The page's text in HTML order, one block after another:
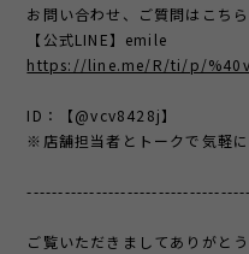
お問い合わせ、ご質問はこち
【公式LINE】emile
https://line.me/R/ti/p/
ID：【@vcv8428j】
※店舗担当者とトークで気軽に
ご覧いただきましてありがとう